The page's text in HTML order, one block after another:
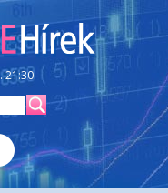
21:30